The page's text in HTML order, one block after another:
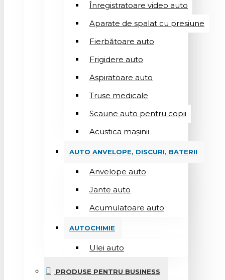
Înregistratoare video auto
Aparate de spalat cu presiune
Fierbătoare auto
Frigidere auto
Aspiratoare auto
Truse medicale
Scaune auto pentru copii
Acustica mașinii
AUTO ANVELOPE, DISCURI, BATERII
Anvelope auto
Jante auto
Acumulatoare auto
AUTOCHIMIE
Ulei auto
PRODUSE PENTRU BUSINESS